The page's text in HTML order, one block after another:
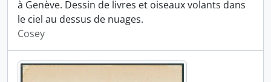
à Genève. Dessin de livres et oiseaux volants dans
le ciel au dessus de nuages.
Cosey